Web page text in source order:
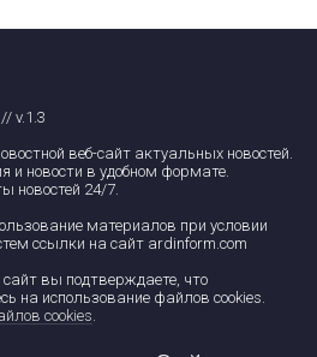
v.1.3
веб-сайт актуальных новостей.
и новости в удобном формате.
новостей 24/7.
материалов при условии
ссылки на сайт ardinform.com
вы подтверждаете, что
на использование файлов cookies.
cookies.